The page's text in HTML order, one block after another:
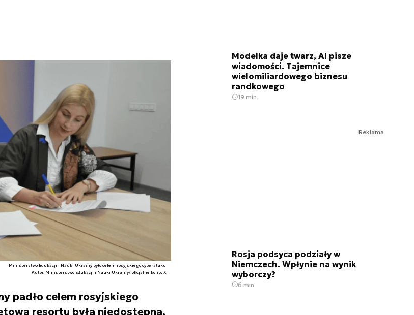
Ministerstwo Edukacji i Nauki Ukrainy było celem rosyjskiego cyberataku
Autor. Ministerstwo Edukacji i Nauki Ukrainy/ oficjalne konto X
padło celem rosyjskiego
resortu była niedostępna.
Modelka daje twarz, AI pisze
wiadomości. Tajemnice
wielomiliardowego biznesu
randkowego
19 min.
Reklama
Rosja podsyca podziały w
Niemczech. Wpłynie na wynik
wyborczy?
6 min.